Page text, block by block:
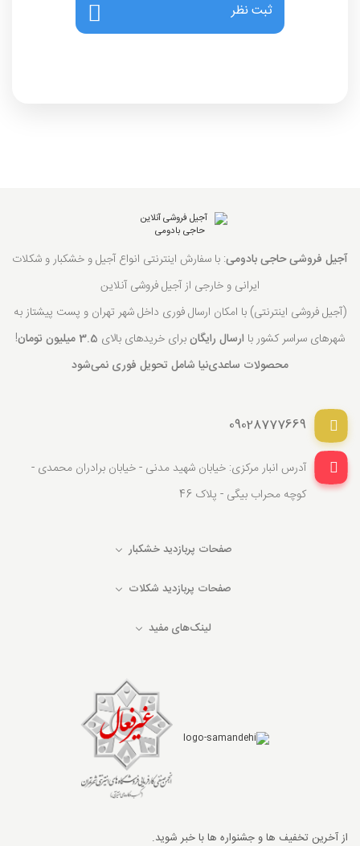
ثبت نظر
آجیل فروشی حاجی بادومی: با سفارش اینترنتی انواع آجیل و خشکبار و شکلات
ایرانی و خارجی از آجیل فروشی آنلاین
(آجیل فروشی اینترنتی) با امکان ارسال فوری داخل شهر تهران و پست پیشتاز به
شهرهای سراسر کشور با ارسال رایگانبرای خریدهای بالای 3.5 میلیون تومان
!
محصولات ساعدی‌نیا شامل تحویل فوری نمی‌شود
09028777669
آدرس انبار مرکزی: خیابان شهید مدنی - خیابان برادران محمدی -
کوچه محراب بیگی - پلاک 46
صفحات پربازدید خشکبار
صفحات پربازدید شکلات
لینک‌های مفید
از آخرین تخفیف ها و جشنواره ها با خبر شوید.